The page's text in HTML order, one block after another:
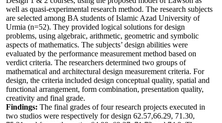
well as quasi-experimental research method. The research subjects
are selected among BA students of Islamic Azad University of
Urmia (n=52). They provided logical solutions for design
problems, using algebraic, arithmetic, geometric and symbolic
aspects of mathematics. The subjects’ design abilities were
evaluated by the performance measurement method based on
verdict criteria. The researchers determined two groups of
mathematical and architectural design measurement criteria. For
design, the criteria included design conceptual quality, spatial and
functional arrangement, form combination, presentation quality,
creativity and final grade.
Findings: The final grades of four research projects executed in
two studios were respectively for design 62.57,66.29, 71.30,